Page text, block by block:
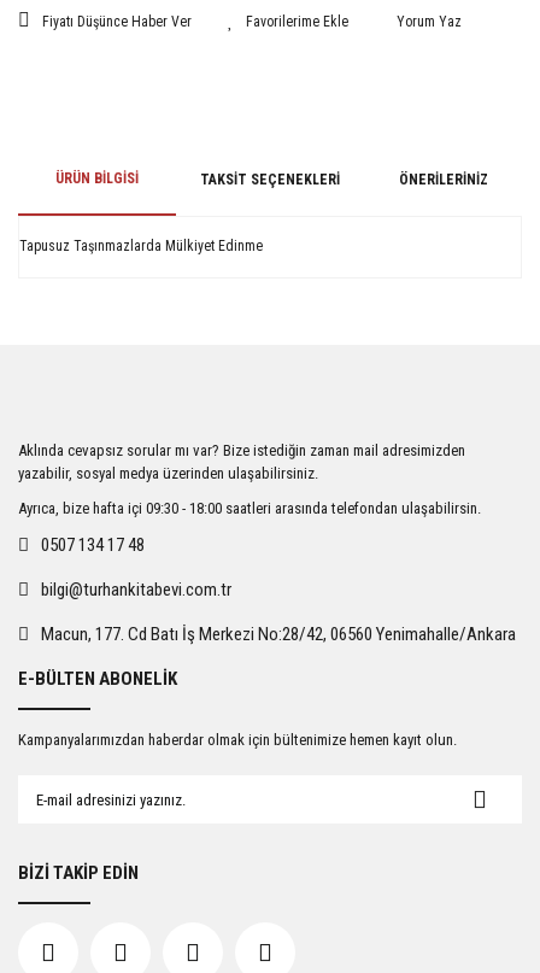
Fiyatı Düşünce Haber Ver Yorum Yaz
ÜRÜN BILGISI TAKSIT SEÇENEKLERI ÖNERILERINIZ
Tapusuz Taşınmazlarda Mülkiyet Edinme
Ürün açıklamasında eksik bilgiler bulunuyor.
Ürün bilgilerinde hatalar bulunuyor.
Ürün fiyatı diğer sitelerden daha pahalı.
Gönder
Aklında cevapsız sorular mı var? Bize istediğin zaman mail adresimizden
yazabilir, sosyal medya üzerinden ulaşabilirsiniz.
Ayrıca, bize hafta içi 09:30 - 18:00 saatleri arasında telefondan ulaşabilirsin.
0507 134 17 48
bilgi@turhankitabevi.com.tr
Macun, 177. Cd Batı İş Merkezi No:28/42, 06560 Yenimahalle/Ankara
E-BÜLTEN ABONELİK
Kampanyalarımızdan haberdar olmak için bültenimize hemen kayıt olun.
BİZİ TAKİP EDİN